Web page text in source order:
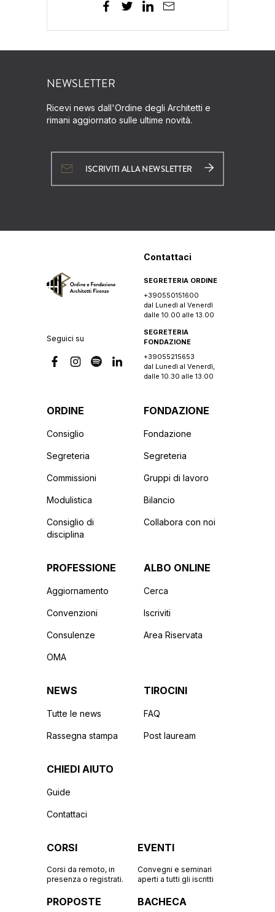
NEWSLETTER
Ricevi news dall'Ordine degli Architetti e
rimani aggiornato sulle ultime novità.
ISCRIVITI ALLA NEWSLETTER
Seguici su
Contattaci
SEGRETERIA ORDINE
+390550151600
dal Lunedì al Venerdì
dalle 10.00 alle 13.00
SEGRETERIA
FONDAZIONE
+39055215653
dal Lunedì al Venerdì,
dalle 10.30 alle 13.00
ORDINE
Consiglio
Segreteria
Commissioni
Modulistica
Consiglio di
disciplina
FONDAZIONE
Fondazione
Segreteria
Gruppi di lavoro
Bilancio
Collabora con noi
PROFESSIONE
Aggiornamento
Convenzioni
Consulenze
OMA
ALBO ONLINE
Cerca
Iscriviti
Area Riservata
NEWS
Tutte le news
Rassegna stampa
TIROCINI
FAQ
Post lauream
CHIEDI AIUTO
Guide
Contattaci
CORSI
Corsi da remoto, in
presenza o registrati.
EVENTI
Convegni e seminari
aperti a tutti gli iscritti
PROPOSTE BACHECA